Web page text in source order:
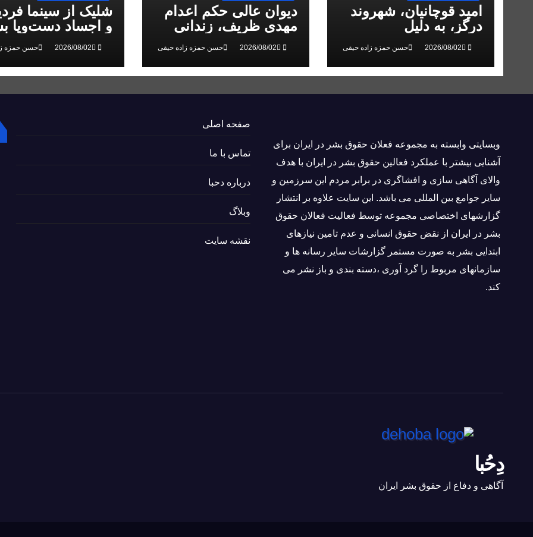
امید قوچانیان، شهروند
درگز، به دلیل
«مخالفت» با حکومت به
۵ سال زندان محکوم
شد
حسن حمزه زاده حیقی
دیوان عالی حکم اعدام
مهدی ظریف، زندانی
انقلاب ملی، را تایید کرد
حسن حمزه زاده حیقی
شلیک از سینما
و اجساد دست‌وپا
سرکوب انقلاب
البرز
حسن حمزه
وبسايتى وابسته به مجموعه فعلان حقوق بشر در ایران برای
آشنایی بيشتر با عملکرد فعالین حقوق بشر در ایران با هدف
والاى آگاهى سازی و افشاگرى در برابر مردم این سرزمین و
ساير جوامع بین المللى می باشد. این سایت علاوه بر انتشار
گزارشهای اختصاصی مجموعه توسط فعاليت فعالان حقوق
بشر در ایران از نقض حقوق انسانی و عدم تامین نیازهای
ابتدایی بشر به صورت مستمر گزارشات سایر رسانه ها و
سازمانهای مربوط را گرد آوری ،دسته بندی و باز نشر می
كند.
صفحه اصلی
تماس با ما
درباره دحبا
وبلاگ
نقشه سایت
دِحُبا
آگاهی و دفاع از حقوق بشر ایران